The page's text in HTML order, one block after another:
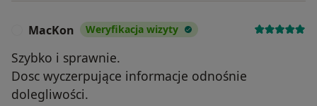
MacKon Weryfikacja wizyty
Szybko i sprawnie.
Dosc wyczerpujące informacje odnośnie
dolegliwości.